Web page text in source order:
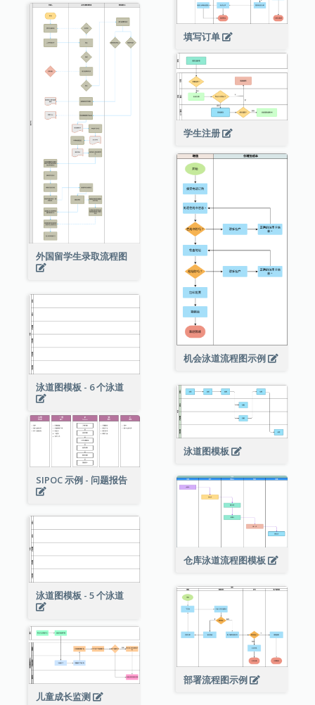
填写订单
外国留学生录取流程图
学生注册
机会泳道流程图示例
泳道图模板 - 6 个泳道
泳道图模板
SIPOC 示例 - 问题报告
仓库泳道流程图模板
泳道图模板 - 5 个泳道
部署流程图示例
儿童成长监测